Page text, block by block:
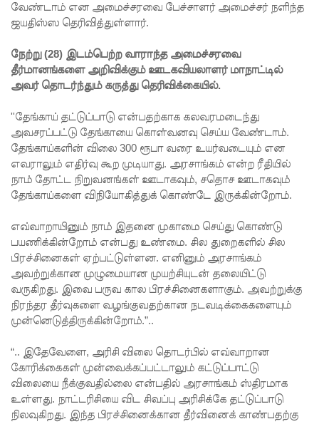
பாதுகாப்பு
நடவடிக்
கை!
இலங்கை
அணியின்
பலம்
டத்திலே
யே
உள்ளது!
நீர்கொழு
சிறைச்சா
லை
மோதல்:
வேண்டாம் என அமைச்சரவை பேச்சாளர் அமைச்சர் நளிந்த
ஜயதிஸ்ஸ தெரிவித்துள்ளார்.
நேற்று (28) இடம்பெற்ற வாராந்த அமைச்சரவை
தீர்மானங்களை அறிவிக்கும் ஊடகவியலாளர் மாநாட்டில்
அவர் தொடர்ந்தும் கருத்து தெரிவிக்கையில்.
''தேங்காய் தட்டுப்பாடு என்பதற்காக கலவரமடைந்து
அவசரப்பட்டு தேங்காயை கொள்வனவு செய்ய வேண்டாம்.
தேங்காய்களின் விலை 300 ரூபா வரை உயர்வடையும் என
எவராலும் எதிர்வு கூற முடியாது. அரசாங்கம் என்ற ரீதியில்
நாம் தோட்ட நிறுவனங்கள் ஊடாகவும், சதொச ஊடாகவும்
தேங்காய்களை விநியோகித்துக் கொண்டே இருக்கின்றோம்.
எவ்வாறாயினும் நாம் இதனை முகாமை செய்து கொண்டு
பயணிக்கின்றோம் என்பது உண்மை. சில துறைகளில் சில
பிரச்சினைகள் ஏற்பட்டுள்ளன. எனினும் அரசாங்கம்
அவற்றுக்கான முழுமையான முயற்சியுடன் தலையிட்டு
வருகிறது. இவை பருவ கால பிரச்சினைகளாகும். அவற்றுக்கு
நிரந்தர தீர்வுகளை வழங்குவதற்கான நடவடிக்கைகளையும்
முன்னெடுத்திருக்கின்றோம்.”..
“.. இதேவேளை, அரிசி விலை தொடர்பில் எவ்வாறான
கோரிக்கைகள் முன்வைக்கப்பட்டாலும் கட்டுப்பாட்டு
விலையை நீக்குவதில்லை என்பதில் அரசாங்கம் ஸ்திரமாக
உள்ளது. நாட்டரிசியை விட சிவப்பு அரிசிக்கே தட்டுப்பாடு
நிலவுகிறது. இந்த பிரச்சினைக்கான தீர்வினைக் காண்பதற்கு